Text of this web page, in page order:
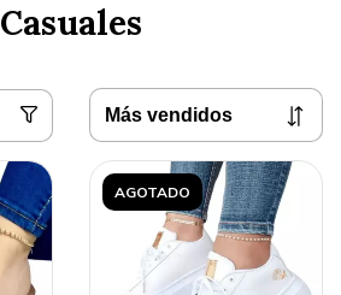
Casuales
AGOTADO